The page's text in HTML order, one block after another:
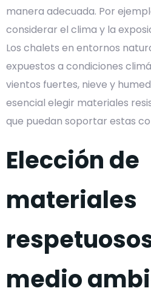
manera adecuada. Por
considerar el clima y la
Los chalets en entornos
expuestos a condiciones
vientos fuertes, nieve y
esencial elegir materiales
que puedan soportar estas
Elección de
materiales
medio